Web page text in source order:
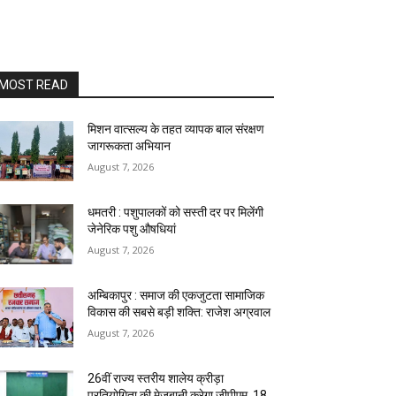
READ
मिशन वात्सल्य के तहत व्यापक बाल संरक्षण
जागरूकता अभियान
August 7, 2026
धमतरी : पशुपालकों को सस्ती दर पर मिलेंगी
जेनेरिक पशु औषधियां
August 7, 2026
अम्बिकापुर : समाज की एकजुटता सामाजिक
विकास की सबसे बड़ी शक्ति: राजेश अग्रवाल
August 7, 2026
26वीं राज्य स्तरीय शालेय क्रीड़ा